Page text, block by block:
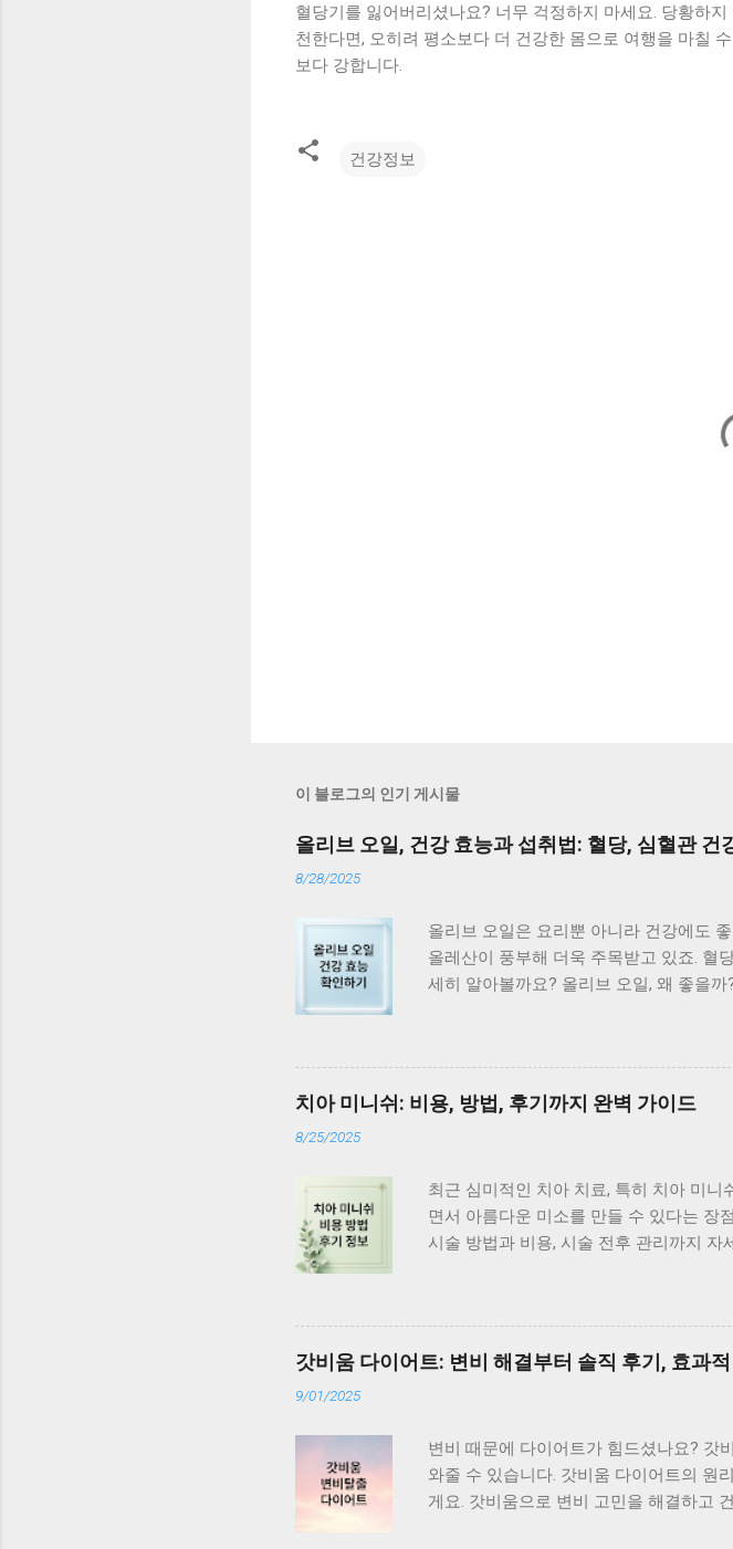
혈당기를 잃어버리셨나요? 너무 걱정하지 마세요. 당황하
천한다면, 오히려 평소보다 더 건강한 몸으로 여행을 마칠
보다 강합니다.
건강정보
이 블로그의 인기 게시물
올리브 오일, 건강 효능과 섭취법: 혈당, 심혈관 건
8/28/2025
올리브 오일은 요리뿐 아니라 건강에도
올레산이 풍부해 더욱 주목받고 있죠. 혈
세히 알아볼까요? 올리브 오일, 왜 좋을
혈관 건강 개선, 노화 방지, 혈당 조절 등
정보 더 알아보기 심혈관 건강 지킴이 올
콜레스테롤(LDL) 수치를 낮추고, 좋은 콜
폴리페놀은 혈관 보호 및 혈압을 낮추는
쳐 피부 노화 방지에도 기여할 수 있어요.
절에도 효과가 있다고 해요. 인슐린 저항
을 낮추는 데 도움을 줄 수 있답니다. 뇌
치아 미니쉬: 비용, 방법, 후기까지 완벽 가이드
8/25/2025
최근 심미적인 치아 치료, 특히 치아 미
면서 아름다운 미소를 만들 수 있다는 장
시술 방법과 비용, 시술 전후 관리까지
연 치아 보존에 더 중점을 두고 있죠. 앞
를 만들어 준답니다. 미니쉬는 치아 겉면
행돼요. 치아 마모나 파절, 노화로 변형
과를 얻을 수 있어요. 미니쉬 vs 라미네이
니쉬는 비교적 규칙적인 배열, 중등도 이
아가 심하게 돌출되거나 변색이 심한 경
미니쉬, 어떤 경우에 필요할까? 미니쉬
갓비움 다이어트: 변비 해결부터 솔직 후기, 효과
9/01/2025
변비 때문에 다이어트가 힘드셨나요? 갓
와줄 수 있습니다. 갓비움 다이어트의 원
게요. 갓비움으로 변비 고민을 해결하고